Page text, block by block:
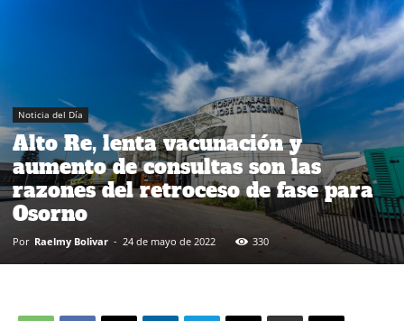
Noticia del Día
Alto Re, lenta vacunación y
aumento de consultas son las
razones del retroceso de fase para
Osorno
Por Raelmy Bolivar - 24 de mayo de 2022 330